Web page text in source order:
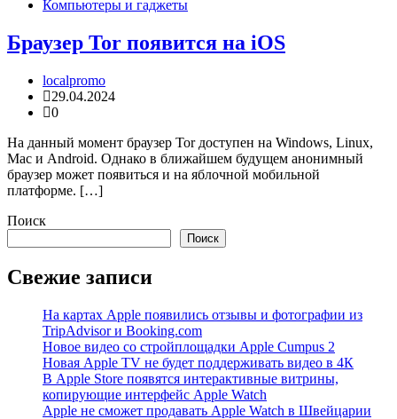
Компьютеры и гаджеты
Браузер Tor появится на iOS
localpromo
29.04.2024
0
На данный момент браузер Tor доступен на Windows, Linux,
Mac и Android. Однако в ближайшем будущем анонимный
браузер может появиться и на яблочной мобильной
платформе. […]
Поиск
Поиск
Свежие записи
На картах Apple появились отзывы и фотографии из
TripAdvisor и Booking.com
Новое видео со стройплощадки Apple Cumpus 2
Новая Apple TV не будет поддерживать видео в 4К
В Apple Store появятся интерактивные витрины,
копирующие интерфейс Apple Watch
Apple не сможет продавать Apple Watch в Швейцарии